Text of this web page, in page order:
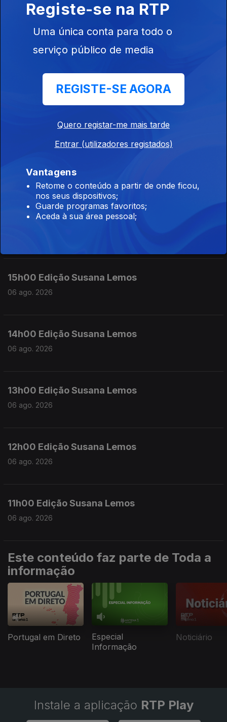
06 ago. 2026
19h00 Edição António Silva Santos
18h00 Edição Cristina Magalhães
16h00 Edição Cristina Magalhães
15h00 Edição Susana Lemos
06 ago. 2026
14h00 Edição Susana Lemos
06 ago. 2026
13h00 Edição Susana Lemos
06 ago. 2026
12h00 Edição Susana Lemos
06 ago. 2026
11h00 Edição Susana Lemos
06 ago. 2026
Este conteúdo faz parte de Toda a
informação
Portugal em Direto
Especial
Informação
Noticiário
Instale a aplicação RTP Play
Registe-se na RTP
Uma única conta para todo o
serviço público de media
REGISTE-SE AGORA
Quero registar-me mais tarde
Entrar (utilizadores registados)
Vantagens
Retome o conteúdo a partir de onde ficou,
nos seus dispositivos;
Guarde programas favoritos;
Aceda à sua área pessoal;